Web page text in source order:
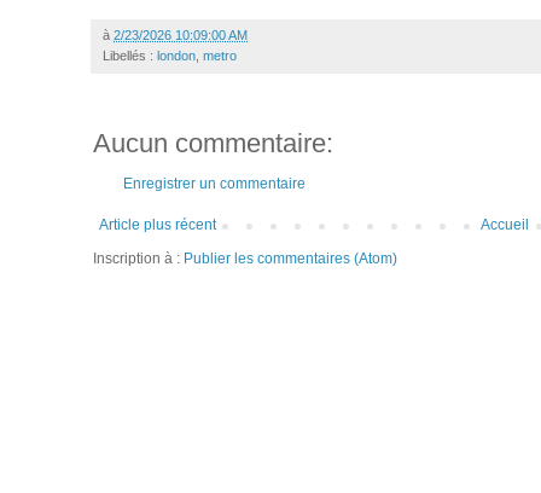
à 2/23/2026 10:09:00 AM
Libellés : london metro
Aucun commentaire:
Enregistrer un commentaire
Article plus récent
Accueil
Inscription à : Publier les commentaires (Atom)